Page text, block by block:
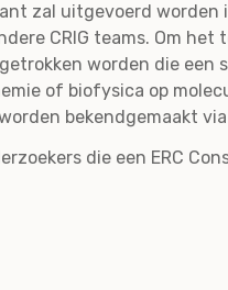
zal uitgevoerd worden
CRIG teams. Om
worden die een
of biofysica op
bekendgemaakt
die een ERC